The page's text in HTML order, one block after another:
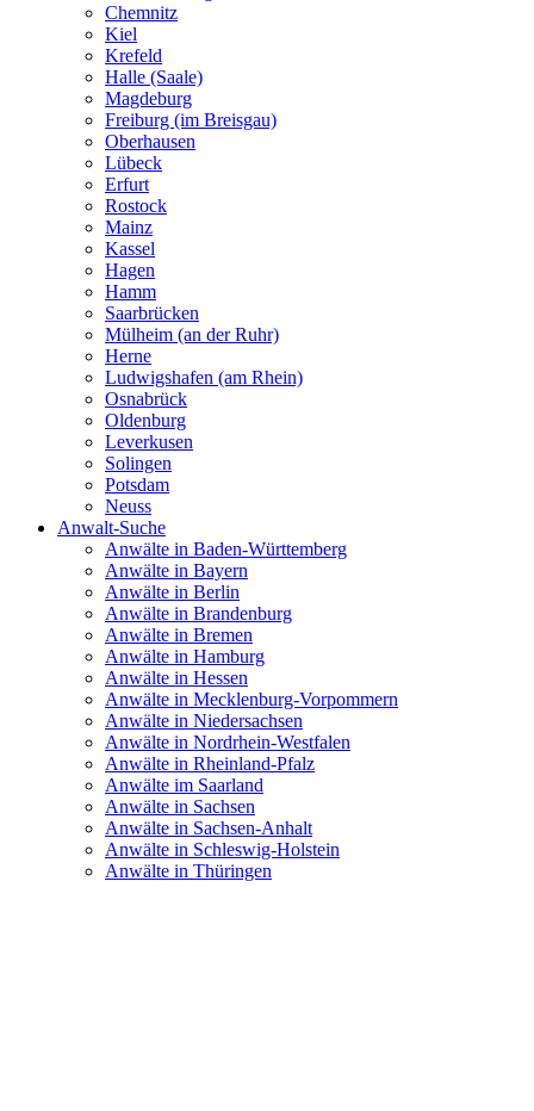
Chemnitz
Kiel
Krefeld
Halle (Saale)
Magdeburg
Freiburg (im Breisgau)
Oberhausen
Lübeck
Erfurt
Rostock
Mainz
Kassel
Hagen
Hamm
Saarbrücken
Mülheim (an der Ruhr)
Herne
Ludwigshafen (am Rhein)
Osnabrück
Oldenburg
Leverkusen
Solingen
Potsdam
Neuss
Anwalt-Suche
Anwälte in Baden-Württemberg
Anwälte in Bayern
Anwälte in Berlin
Anwälte in Brandenburg
Anwälte in Bremen
Anwälte in Hamburg
Anwälte in Hessen
Anwälte in Mecklenburg-Vorpommern
Anwälte in Niedersachsen
Anwälte in Nordrhein-Westfalen
Anwälte in Rheinland-Pfalz
Anwälte im Saarland
Anwälte in Sachsen
Anwälte in Sachsen-Anhalt
Anwälte in Schleswig-Holstein
Anwälte in Thüringen